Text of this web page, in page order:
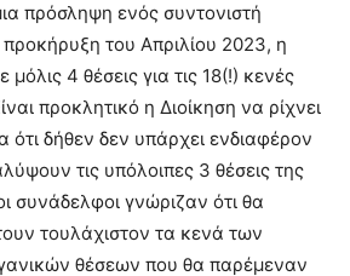
πρόσληψη ενός συντονιστή
του Απριλίου 2023, η
4 θέσεις για τις 18(!) κενές
προκλητικό η Διοίκηση να ρίχνει
ότι δήθεν δεν υπάρχει ενδιαφέρον
τις υπόλοιπες 3 θέσεις της
συνάδελφοι γνώριζαν ότι θα
τουλάχιστον τα κενά των
θέσεων που θα παρέμεναν